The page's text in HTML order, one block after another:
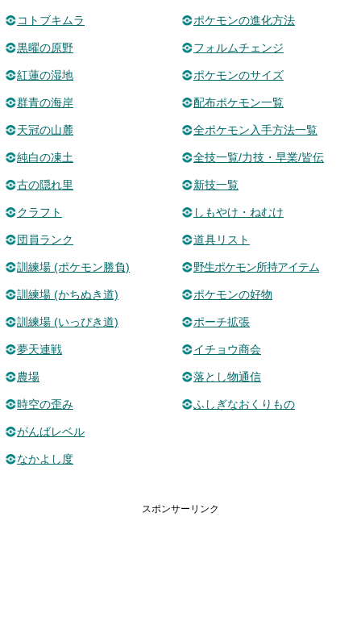
コトブキムラ
黒曜の原野
紅蓮の湿地
群青の海岸
天冠の山麓
純白の凍土
古の隠れ里
クラフト
団員ランク
訓練場 (ポケモン勝負)
訓練場 (かちぬき道)
訓練場 (いっぴき道)
夢天連戦
農場
時空の歪み
がんばレベル
なかよし度
ポケモンの進化方法
フォルムチェンジ
ポケモンのサイズ
配布ポケモン一覧
全ポケモン入手方法一覧
全技一覧/力技・早業/皆伝
新技一覧
しもやけ・ねむけ
道具リスト
野生ポケモン所持アイテム
ポケモンの好物
ポーチ拡張
イチョウ商会
落とし物通信
ふしぎなおくりもの
スポンサーリンク